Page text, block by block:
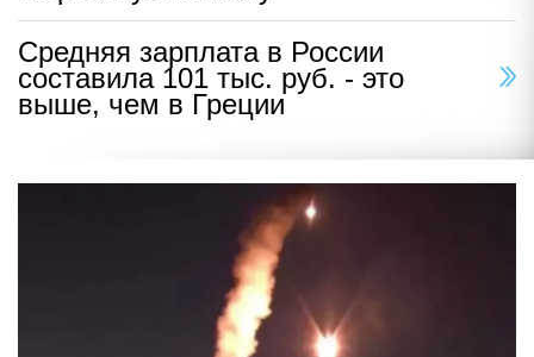
Средняя зарплата в России
составила 101 тыс. руб. - это
выше, чем в Греции